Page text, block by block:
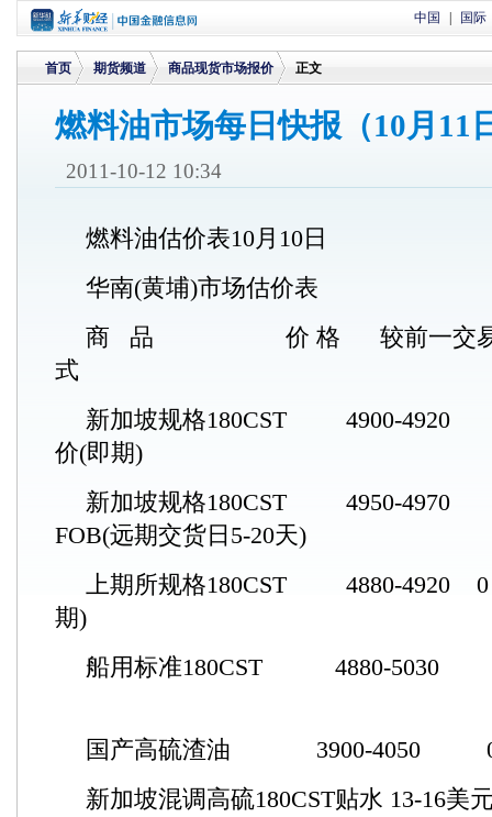
中国 国际
首页
>
期货频道
>
商品现货市场报价 正文
燃料油市场每日快报（10月11
2011-10-12 10:34
燃料油估价表10月10日
华南(黄埔)市场估价表
商 品 价 格 较前一交易日
式
新加坡规格180CST 4900-
价(即期)
新加坡规格180CST
FOB(远期交货日5-20天)
上期所规格180CST 4880-
期)
船用标准180CST 4880-
国产高硫渣油 3900-
新加坡混调高硫180CST贴水